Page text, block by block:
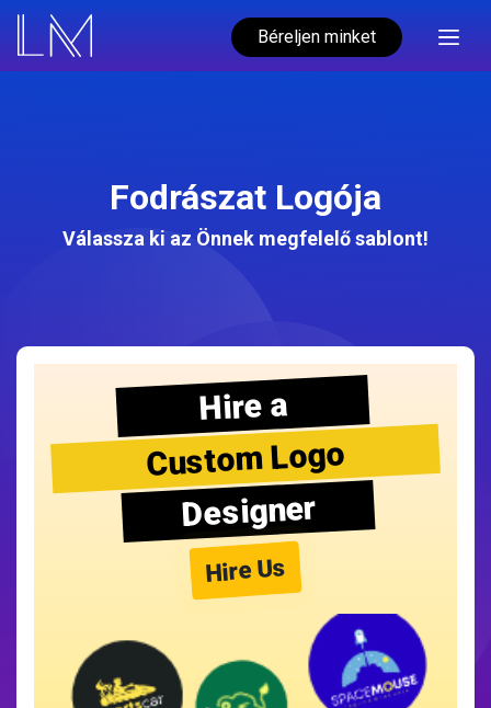
Béreljen minket
Fodrászat Logója
Válassza ki az Önnek megfelelő sablont!
Hire a
Custom Logo
Designer
Hire Us